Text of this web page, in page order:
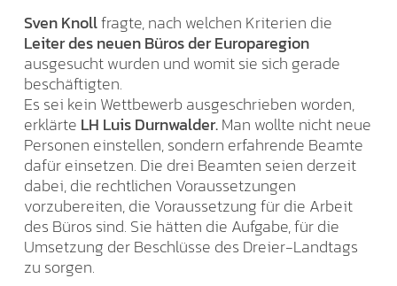
Sven Knollfragte, nach welchen Kriterien die
Leiter des neuen Büros der Europaregion
ausgesucht wurden und womit sie sich gerade
beschäftigten.
Es sei kein Wettbewerb ausgeschrieben worden,
erklärte LH Luis Durnwalder.Man wollte nicht neue
Personen einstellen, sondern erfahrende Beamte
dafür einsetzen. Die drei Beamten seien derzeit
dabei, die rechtlichen Voraussetzungen
vorzubereiten, die Voraussetzung für die Arbeit
des Büros sind. Sie hätten die Aufgabe, für die
Umsetzung der Beschlüsse des Dreier-Landtags
zu sorgen.